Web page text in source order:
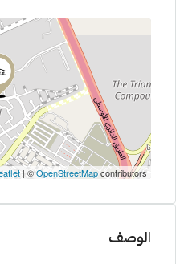
| ©OpenStreetMapcontributors
الوصف